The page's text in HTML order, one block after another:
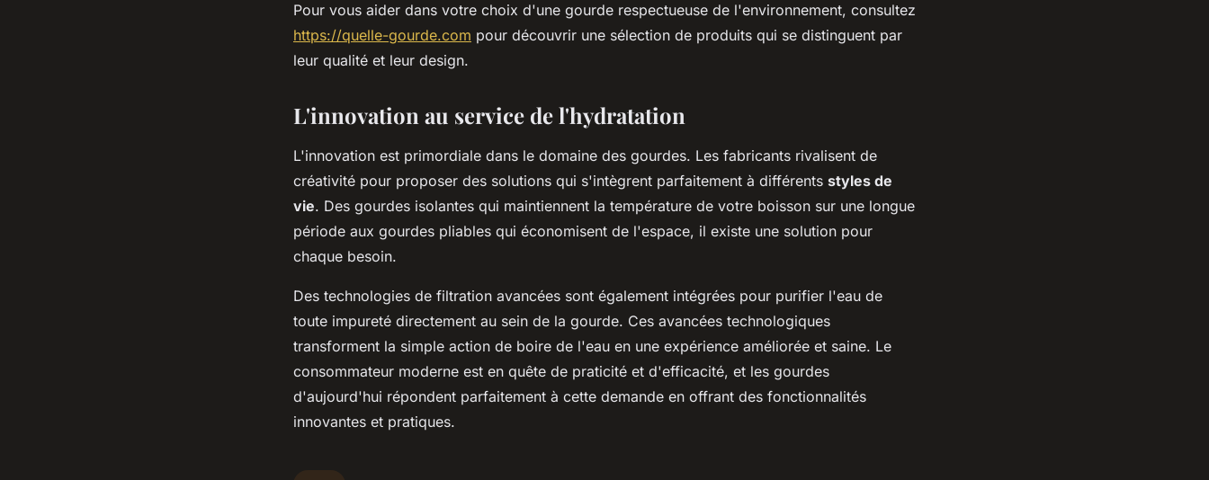
Pour vous aider dans votre choix d'une gourde respectueuse de l'environnement, consultez
https://quelle-gourde.com pour découvrir une sélection de produits qui se distinguent par
leur qualité et leur design.
L'innovation au service de l'hydratation
L'innovation est primordiale dans le domaine des gourdes. Les fabricants rivalisent de
créativité pour proposer des solutions qui s'intègrent parfaitement à différents styles de
vie. Des gourdes isolantes qui maintiennent la température de votre boisson sur une longue
période aux gourdes pliables qui économisent de l'espace, il existe une solution pour
chaque besoin.
Des technologies de filtration avancées sont également intégrées pour purifier l'eau de
toute impureté directement au sein de la gourde. Ces avancées technologiques
transforment la simple action de boire de l'eau en une expérience améliorée et saine. Le
consommateur moderne est en quête de praticité et d'efficacité, et les gourdes
d'aujourd'hui répondent parfaitement à cette demande en offrant des fonctionnalités
innovantes et pratiques.